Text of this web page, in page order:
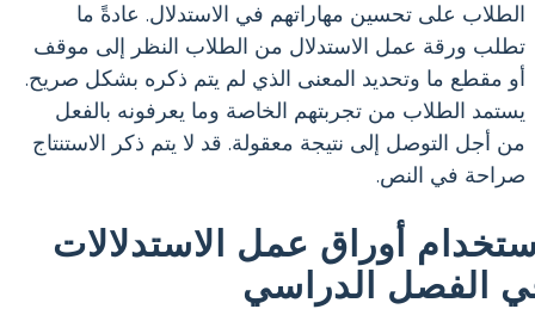
الطلاب على تحسين مهاراتهم في الاستدلال. عادةً ما
تطلب ورقة عمل الاستدلال من الطلاب النظر إلى موقف
أو مقطع ما وتحديد المعنى الذي لم يتم ذكره بشكل صريح.
يستمد الطلاب من تجربتهم الخاصة وما يعرفونه بالفعل
من أجل التوصل إلى نتيجة معقولة. قد لا يتم ذكر الاستنتاج
صراحة في النص.
أوراق عمل الاستدلالات
الفصل الدراسي